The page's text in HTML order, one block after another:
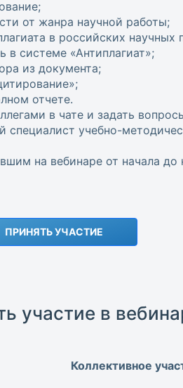
от жанра научной работы;
в российских научных
системе «Антиплагиат»;
из документа;
отчете.
в чате и задать
специалист учебно-
на вебинаре от начала до
ПРИНЯТЬ УЧАСТИЕ
участие в
Коллективное